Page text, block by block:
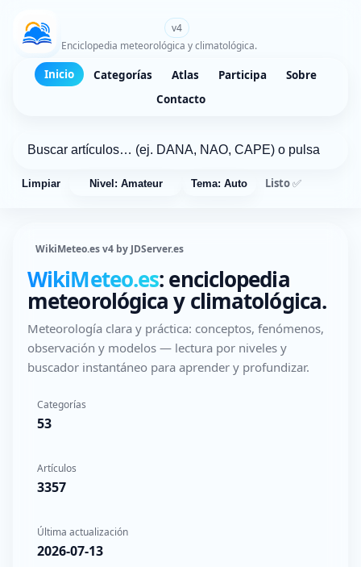
v4
Enciclopedia meteorológica y climatológica.
Inicio Categorías Atlas Participa
Sobre
Contacto
Limpiar Nivel: Amateur Tema: Auto Listo ✅
WikiMeteo.es v4 by JDServer.es
WikiMeteo.es: enciclopedia
meteorológica y climatológica.
Meteorología clara y práctica: conceptos, fenómenos,
observación y modelos — lectura por niveles y
buscador instantáneo para aprender y profundizar.
Categorías
53
Artículos
3357
Última actualización
2026-07-13